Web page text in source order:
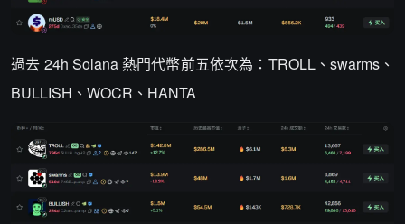
過去 24h Solana 熱門代幣前五依次為：TROLL、swarms、
BULLISH、WOCR、HANTA